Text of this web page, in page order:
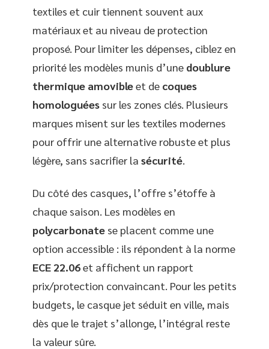
textiles et cuir tiennent souvent aux
matériaux et au niveau de protection
proposé. Pour limiter les dépenses, ciblez en
priorité les modèles munis d’une doublure
thermique amovibleet de coques
homologuées sur les zones clés. Plusieurs
marques misent sur les textiles modernes
pour offrir une alternative robuste et plus
légère, sans sacrifier la sécurité.
Du côté des casques, l’offre s’étoffe à
chaque saison. Les modèles en
polycarbonate se placent comme une
option accessible : ils répondent à la norme
ECE 22.06et affichent un rapport
prix/protection convaincant. Pour les petits
budgets, le casque jet séduit en ville, mais
dès que le trajet s’allonge, l’intégral reste
la valeur sûre.